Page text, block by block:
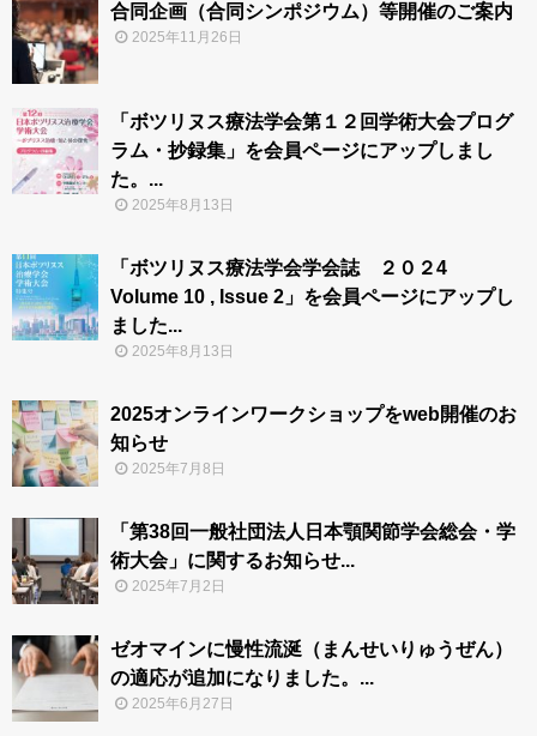
合同企画（合同シンポジウム）等開催のご案内
2025年11月26日
「ボツリヌス療法学会第１２回学術大会プログ
ラム・抄録集」を会員ページにアップしまし
た。...
2025年8月13日
「ボツリヌス療法学会学会誌 ２０２4
Volume 10 , Issue 2」を会員ページにアップし
ました...
2025年8月13日
2025オンラインワークショップをweb開催のお
知らせ
2025年7月8日
「第38回一般社団法人日本顎関節学会総会・学
術大会」に関するお知らせ...
2025年7月2日
ゼオマインに慢性流涎（まんせいりゅうぜん）
の適応が追加になりました。...
2025年6月27日